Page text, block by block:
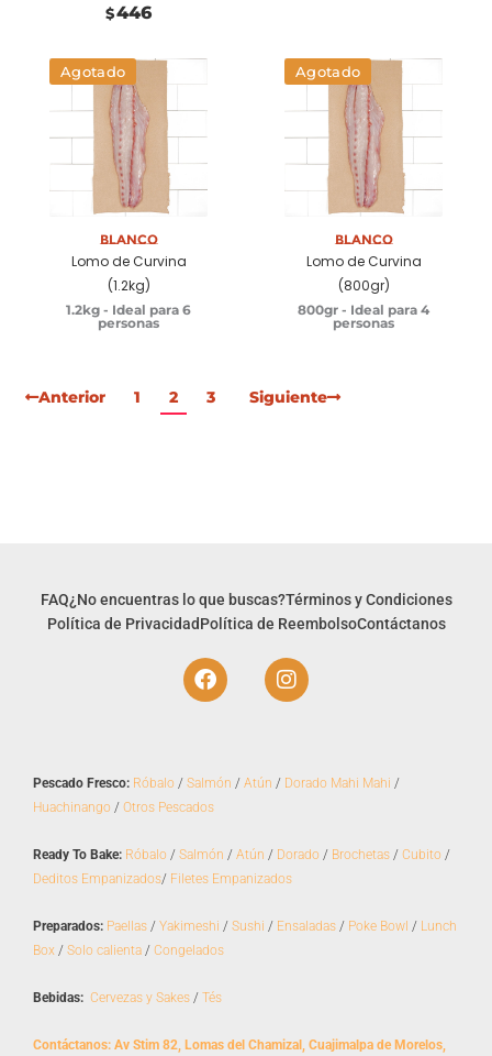
$446
Agotado
Blanco
Lomo de Curvina
(1.2kg)
1.2kg - Ideal para 6
personas
Agotado
Blanco
Lomo de Curvina
(800gr)
800gr - Ideal para 4
personas
Anterior 1 2 3 Siguiente
FAQ¿No encuentras lo que buscas?Términos y Condiciones
Política de PrivacidadPolítica de ReembolsoContáctanos
F
a
o
o
I
n
g
Pescado Fresco: Róbalo / Salmón / Atún / Dorado Mahi Mahi /
Huachinango / Otros Pescados
Ready To Bake: Róbalo / Salmón / Atún / Dorado / Brochetas / Cubito /
Deditos Empanizados/ Filetes Empanizados
Preparados: Paellas / Yakimeshi / Sushi / Ensaladas / Poke Bowl / Lunch
Box / Solo calienta / Congelados
Bebidas: Cervezas y Sakes / Tés
Contáctanos: Av Stim 82, Lomas del Chamizal, Cuajimalpa de Morelos,